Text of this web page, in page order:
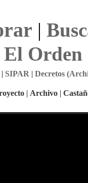
|
El Orden
SIPAR | Decretos
| Archivo |